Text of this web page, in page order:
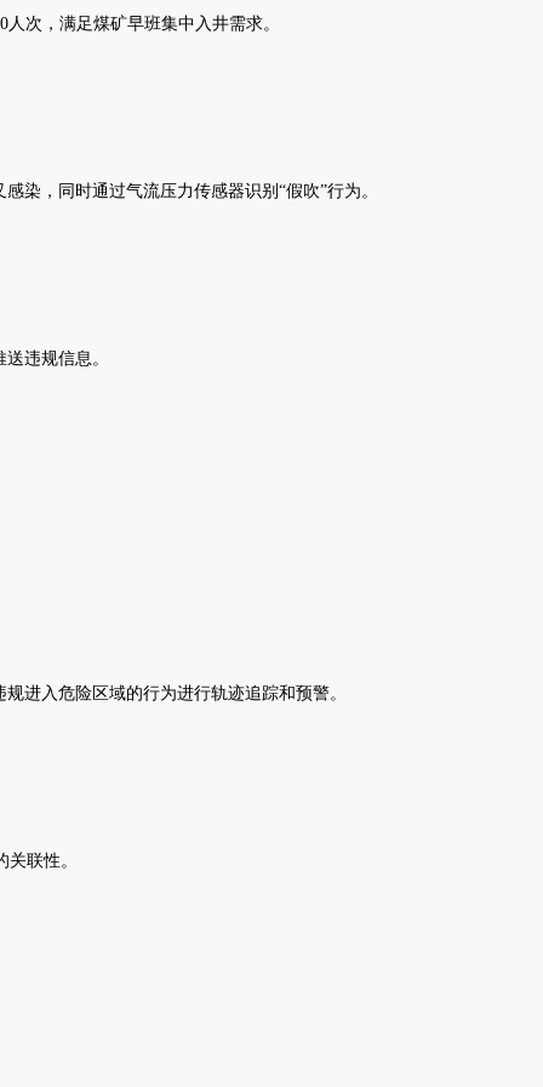
次，满足煤矿早班集中入井需求。
，同时通过气流压力传感器识别“假吹”行为。
违规信息。
进入危险区域的行为进行轨迹追踪和预警。
联性。